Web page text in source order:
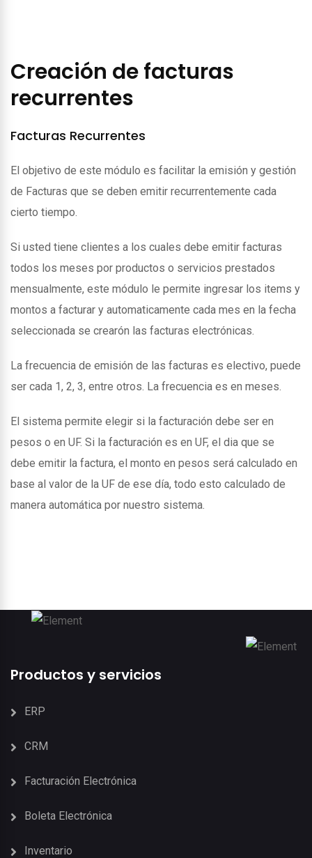
Creación de facturas
recurrentes
Facturas Recurrentes
El objetivo de este módulo es facilitar la emisión y gestión
de Facturas que se deben emitir recurrentemente cada
cierto tiempo.
Si usted tiene clientes a los cuales debe emitir facturas
todos los meses por productos o servicios prestados
mensualmente, este módulo le permite ingresar los items y
montos a facturar y automaticamente cada mes en la fecha
seleccionada se crearón las facturas electrónicas.
La frecuencia de emisión de las facturas es electivo, puede
ser cada 1, 2, 3, entre otros. La frecuencia es en meses.
El sistema permite elegir si la facturación debe ser en
pesos o en UF. Si la facturación es en UF, el dia que se
debe emitir la factura, el monto en pesos será calculado en
base al valor de la UF de ese día, todo esto calculado de
manera automática por nuestro sistema.
Productos y servicios
ERP
CRM
Facturación Electrónica
Boleta Electrónica
Inventario